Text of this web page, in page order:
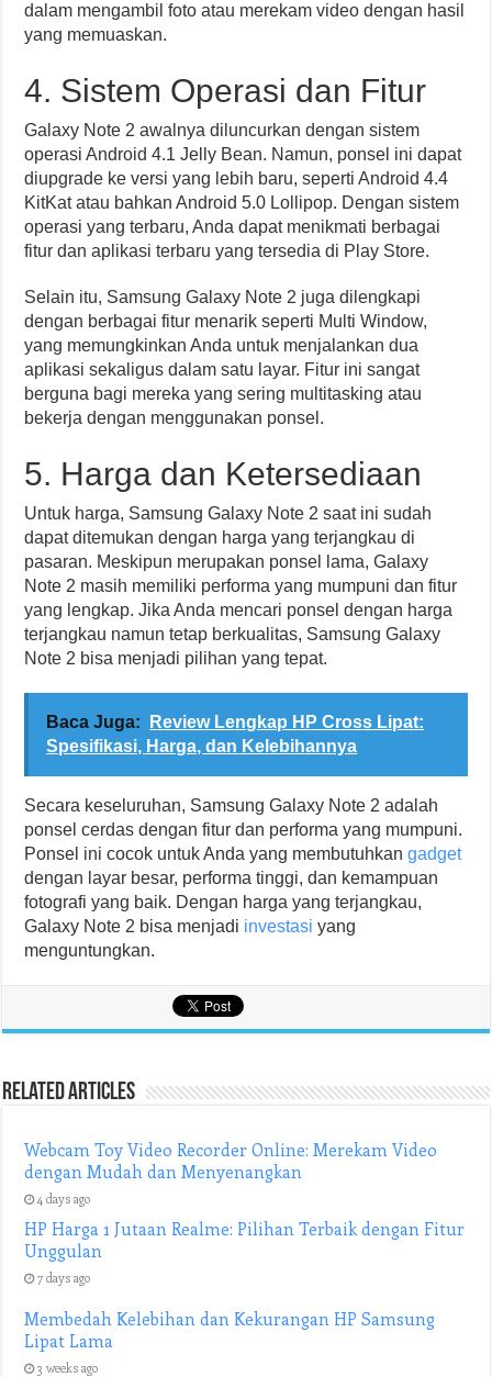
dalam mengambil foto atau merekam video dengan hasil
yang memuaskan.
4. Sistem Operasi dan Fitur
Galaxy Note 2 awalnya diluncurkan dengan sistem
operasi Android 4.1 Jelly Bean. Namun, ponsel ini dapat
diupgrade ke versi yang lebih baru, seperti Android 4.4
KitKat atau bahkan Android 5.0 Lollipop. Dengan sistem
operasi yang terbaru, Anda dapat menikmati berbagai
fitur dan aplikasi terbaru yang tersedia di Play Store.
Selain itu, Samsung Galaxy Note 2 juga dilengkapi
dengan berbagai fitur menarik seperti Multi Window,
yang memungkinkan Anda untuk menjalankan dua
aplikasi sekaligus dalam satu layar. Fitur ini sangat
berguna bagi mereka yang sering multitasking atau
bekerja dengan menggunakan ponsel.
5. Harga dan Ketersediaan
Untuk harga, Samsung Galaxy Note 2 saat ini sudah
dapat ditemukan dengan harga yang terjangkau di
pasaran. Meskipun merupakan ponsel lama, Galaxy
Note 2 masih memiliki performa yang mumpuni dan fitur
yang lengkap. Jika Anda mencari ponsel dengan harga
terjangkau namun tetap berkualitas, Samsung Galaxy
Note 2 bisa menjadi pilihan yang tepat.
Baca Juga:
Review Lengkap HP Cross Lipat:
Spesifikasi, Harga, dan Kelebihannya
Secara keseluruhan, Samsung Galaxy Note 2 adalah
ponsel cerdas dengan fitur dan performa yang mumpuni.
Ponsel ini cocok untuk Anda yang membutuhkangadget
dengan layar besar, performa tinggi, dan kemampuan
fotografi yang baik. Dengan harga yang terjangkau,
Galaxy Note 2 bisa menjadi investasi yang
menguntungkan.
Related Articles
Webcam Toy Video Recorder Online: Merekam Video
dengan Mudah dan Menyenangkan
4 days ago
HP Harga 1 Jutaan Realme: Pilihan Terbaik dengan Fitur
Unggulan
7 days ago
Membedah Kelebihan dan Kekurangan HP Samsung
Lipat Lama
3 weeks ago